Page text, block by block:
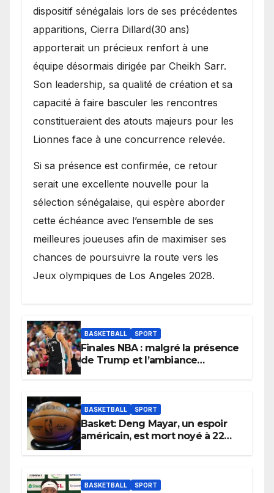
dispositif sénégalais lors de ses précédentes
apparitions, Cierra Dillard(30 ans)
apporterait un précieux renfort à une
équipe désormais dirigée par Cheikh Sarr.
Son leadership, sa qualité de création et sa
capacité à faire basculer les rencontres
constitueraient des atouts majeurs pour les
Lionnes face à une concurrence relevée.
Si sa présence est confirmée, ce retour
serait une excellente nouvelle pour la
sélection sénégalaise, qui espère aborder
cette échéance avec l’ensemble de ses
meilleures joueuses afin de maximiser ses
chances de poursuivre la route vers les
Jeux olympiques de Los Angeles 2028.
BASKETBALL SPORT
Finales NBA : malgré la présence
de Trump et l’ambiance
BASKETBALL SPORT
Basket: Deng Mayar, un espoir
américain, est mort noyé à 22
BASKETBALL SPORT